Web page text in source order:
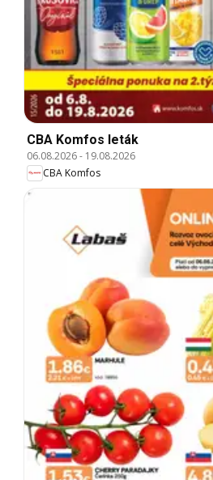
CBA Komfos leták
06.08.2026- 19.08.2026
CBA Komfos